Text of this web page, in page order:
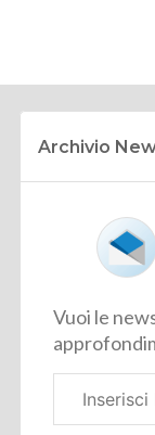
Archivio
Vuoi le
aziendale